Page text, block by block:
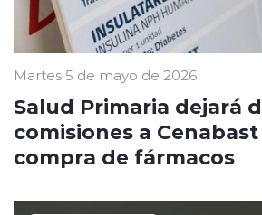
Martes 5 de mayo de 2026
Salud Primaria dejará
comisiones a
compra de fármacos